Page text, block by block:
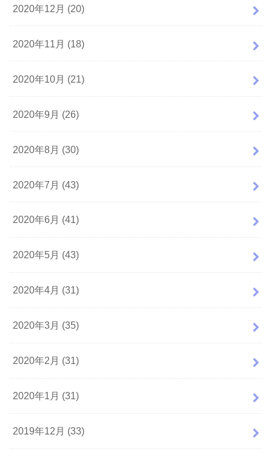
2020年12月 (20)
2020年11月 (18)
2020年10月 (21)
2020年9月 (26)
2020年8月 (30)
2020年7月 (43)
2020年6月 (41)
2020年5月 (43)
2020年4月 (31)
2020年3月 (35)
2020年2月 (31)
2020年1月 (31)
2019年12月 (33)